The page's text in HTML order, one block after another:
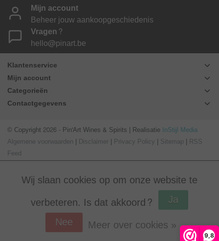
9,8
Mijn account
Beheer jouw aankoopgeschiedenis
Vragen?
hello@pinart.be
Klantenservice
Mijn account
Categorieën
Contactgegevens
© Copyright 2026 - Pin'Art Wines & Spirits | Realisatie InStijl Media
Algemene voorwaarden | Disclaimer | Privacy Policy | Sitemap | RSS
Feed
Beoordeling op Webwinkel Keurvoor Pin'Art Wines & Spirits: 9.8/10
Wij slaan cookies op om onze website te
verbeteren. Is dat akkoord?
Ja
Nee
Meer over cookies »